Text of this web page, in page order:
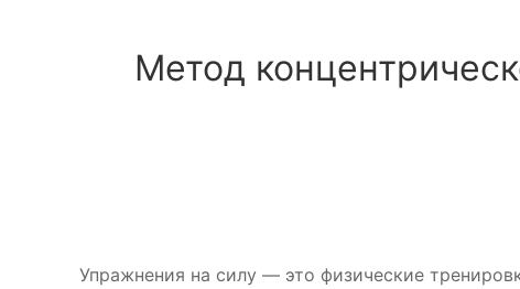
Метод
Упражнения на силу — это физические